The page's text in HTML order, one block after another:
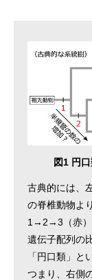
図1 円
古典的には、
の脊椎動物よ
1→2→3（赤）
遺伝子配列の
「円口類」と
つまり、右側